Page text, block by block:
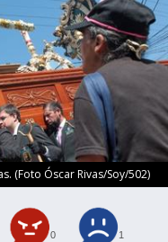
(Foto Óscar Rivas/Soy/502)
0 1